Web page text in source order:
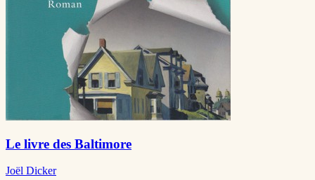
Le livre des Baltimore
Joël Dicker